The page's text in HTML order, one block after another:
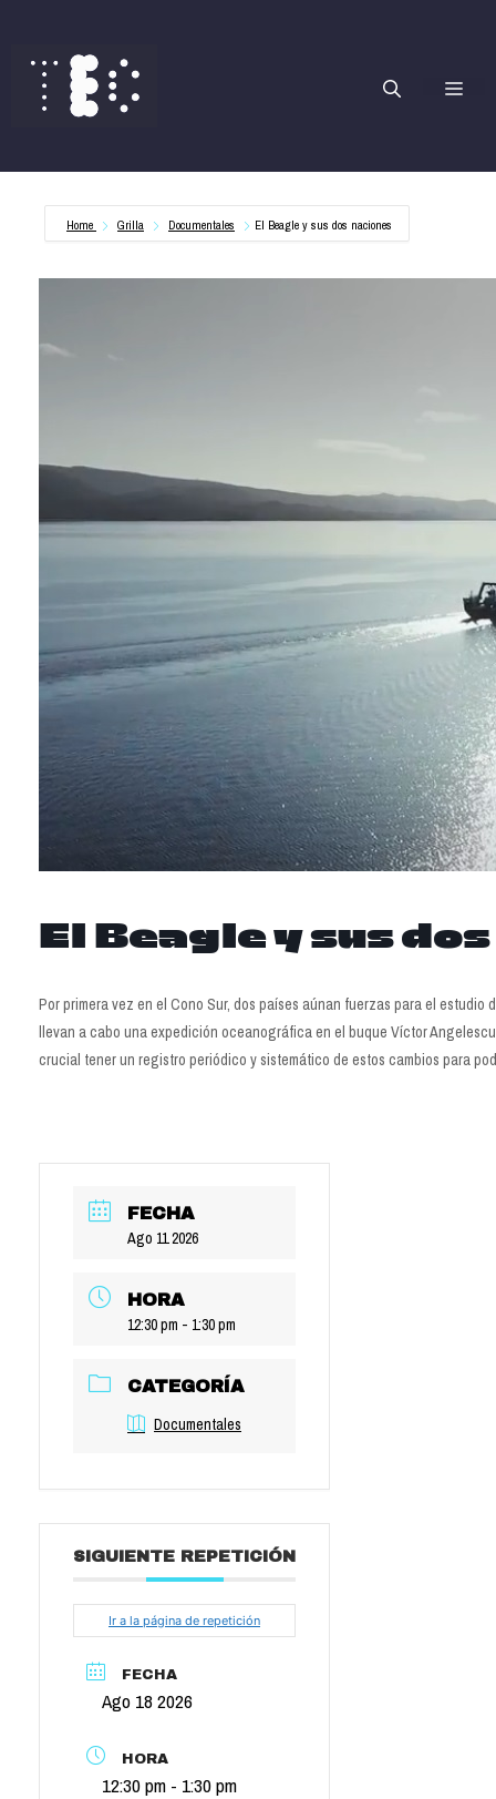
contenido
Home Grilla Documentales El Beagle y sus dos naciones
El Beagle y sus
Por primera vez en el Cono Sur, dos países aúnan fuerzas para el
llevan a cabo una expedición oceanográfica en el buque Víctor
crucial tener un registro periódico y sistemático de estos cambios para
FECHA
Ago 11 2026
HORA
12:30 pm - 1:30 pm
CATEGORÍA
Documentales
SIGUIENTE REPETICIÓN
Ir a la página de repetición
FECHA
Ago 18 2026
HORA
12:30 pm - 1:30 pm